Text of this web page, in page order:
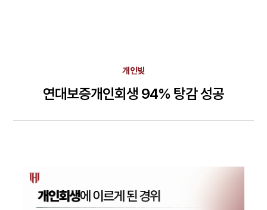
개인빚
연대보증개인회생 94% 탕감 성공